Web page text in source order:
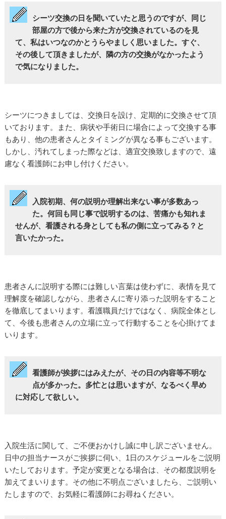
シーツ交換の日を聞いていたと思うのですが、同じ
部屋の方で後から来た方が交換されているのを見
て、私はいつなのかとうらやましく思いました。すぐ、
その後して頂きましたが、隣の方の交換がなかったよう
で気になりました。
シーツにつきましては、交換日を設け、定期的に交換させて頂
いております。また、病状や手術日に場合によって交換する事
もあり、他の患者さんとタイミングが異なる事もございます。
しかし、汚れてしまった際などは、適宜交換致しますので、遠
慮なく看護師にお申し付けください。
入院初期、何の説明か理解出来ない事が多数あっ
た。何回も同じ事で説明するのは、苦痛かも知れま
せんが、看護される身としても私の側に立ってみる？と
言いたかった。
患者さんに説明する際には難しい言葉は使わずに、表情を見て
理解度を確認しながら、患者さんに寄り添った説明をすること
を徹底してまいります。看護職員だけではなく、病院全体とし
て、今後も患者さんの立場に立って行動することを心掛けてま
いります。
看護師が挨拶にはみえたが、その日の内容等不明な
点が多かった。多忙とは思いますが、なるべく早め
に対応して欲しい。
入院生活に関して、ご不便おかけし誠に申し訳ございません。
日中の担当ナースがご挨拶に伺い、1日のスケジュールをご説明
いたしております。予定が変更となる場合は、その都度説明を
加えてまいります。その他に不明点ございましたら、ご説明い
たしますので、お気軽に看護師にお尋ねください。